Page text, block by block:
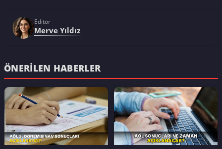
Editör
Merve Yıldız
ÖNERILEN HABERLER